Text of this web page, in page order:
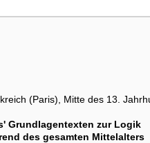
(Paris), Mitte des 13.
Grundlagentexten zur Logik
des gesamten Mittelalters